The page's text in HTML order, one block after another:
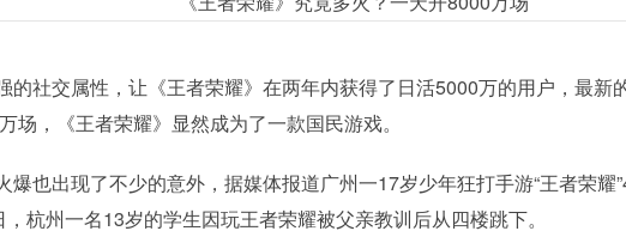
社交属性，让《王者荣耀》在两年内获得了日活5000万的用户，最新
场，《王者荣耀》显然成为了一款国民游戏。
也出现了不少的意外，据媒体报道广州一17岁少年狂打手游“王者荣耀
杭州一名13岁的学生因玩王者荣耀被父亲教训后从四楼跳下。